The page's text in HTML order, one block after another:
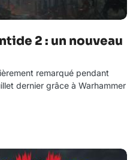
2 : un nouveau
remarqué pendant
dernier grâce à Warhammer